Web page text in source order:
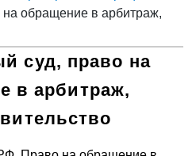
обращение в арбитраж,
суд, право на
в арбитраж,